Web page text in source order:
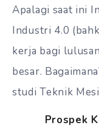
Apalagi saat ini
Industri 4.0
kerja bagi
besar.
studi Teknik
Prospek